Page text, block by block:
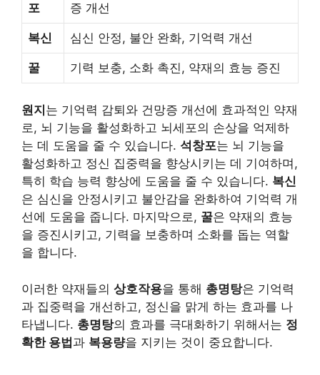
포
증 개선
복신 심신 안정, 불안 완화, 기억력 개선
꿀 기력 보충, 소화 촉진, 약재의 효능 증진
원지 는 기억력 감퇴와 건망증 개선에 효과적인 약재
로, 뇌 기능을 활성화하고 뇌세포의 손상을 억제하
는 데 도움을 줄 수 있습니다. 석창포는 뇌 기능을
활성화하고 정신 집중력을 향상시키는 데 기여하며,
특히 학습 능력 향상에 도움을 줄 수 있습니다. 복신
은 심신을 안정시키고 불안감을 완화하여 기억력 개
선에 도움을 줍니다. 마지막으로, 꿀은 약재의 효능
을 증진시키고, 기력을 보충하며 소화를 돕는 역할
을 합니다.
이러한 약재들의 상호작용을 통해 총명탕은 기억력
과 집중력을 개선하고, 정신을 맑게 하는 효과를 나
타냅니다. 총명탕의 효과를 극대화하기 위해서는 정
확한 용법과 복용량을 지키는 것이 중요합니다.